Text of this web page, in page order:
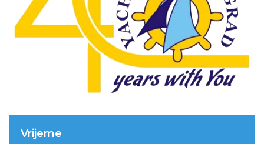
Vrijeme